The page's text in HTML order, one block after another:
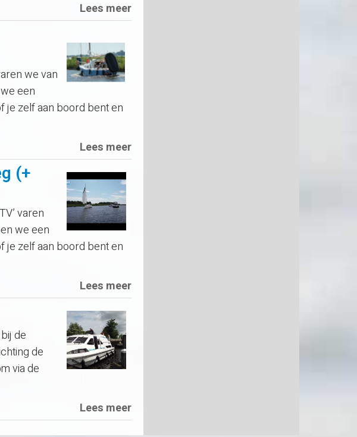
Lees meer
we van
een
je zelf aan boord bent en
Lees meer
(+
varen
we een
je zelf aan boord bent en
Lees meer
de
de
via de
Lees meer